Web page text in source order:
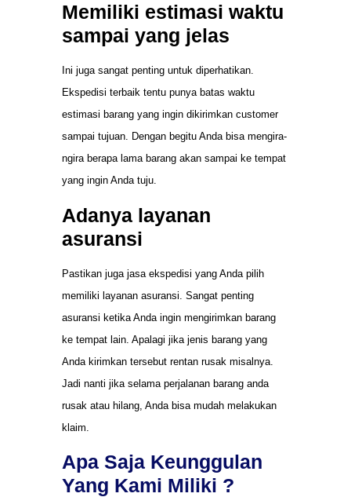
Memiliki estimasi waktu
sampai yang jelas
Ini juga sangat penting untuk diperhatikan.
Ekspedisi terbaik tentu punya batas waktu
estimasi barang yang ingin dikirimkan customer
sampai tujuan. Dengan begitu Anda bisa mengira-
ngira berapa lama barang akan sampai ke tempat
yang ingin Anda tuju.
Adanya layanan
asuransi
Pastikan juga jasa ekspedisi yang Anda pilih
memiliki layanan asuransi. Sangat penting
asuransi ketika Anda ingin mengirimkan barang
ke tempat lain. Apalagi jika jenis barang yang
Anda kirimkan tersebut rentan rusak misalnya.
Jadi nanti jika selama perjalanan barang anda
rusak atau hilang, Anda bisa mudah melakukan
klaim.
Apa Saja Keunggulan
Yang Kami Miliki ?